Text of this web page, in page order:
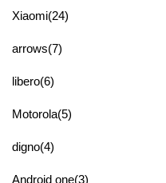
Xiaomi(24)
arrows(7)
libero(6)
Motorola(5)
digno(4)
Android one(3)